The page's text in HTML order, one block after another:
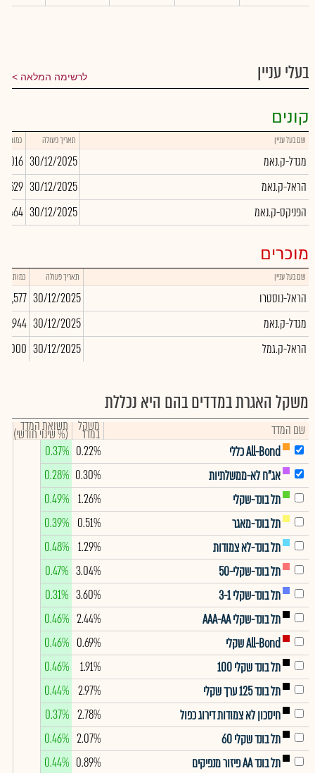
בעלי עניין לרשימה המלאה
קונים
שם בעל עניין תאריך פעולה כמות
מגדל-ק.נאמ 30/12/2025
הראל-ק.נאמ
30/12/2025
הפניקס-ק.נאמ
30/12/2025
מוכרים
שם בעל עניין תאריך פעולה כמות
הראל-נוסטרו 30/12/2025
-1,577
מגדל-ק.נאמ
30/12/2025
הראל-ק.גמל
30/12/2025
משקל האגרת במדדים בהם היא נכללת
שם המדד משקל
במדד תשואת המדד
(% שינוי חודשי)
All-Bond כללי
0.22%
0.37%
אג"ח לא-ממשלתיות
0.30%
0.28%
תל בונד-שקלי
1.26%
0.49%
תל בונד-מאגר
0.51%
0.39%
תל בונד-לא צמודות
1.29%
0.48%
תל בונד-שקלי-50
3.04%
0.47%
תל בונד-שקלי 3-1
3.60%
0.31%
תל בונד-שקלי AAA-AA
2.44%
0.46%
All-Bond שקלי
0.69%
0.46%
תל בונד שקלי 100
1.91%
0.46%
תל בונד 125 ערך שקלי
2.97%
0.44%
חיסכון לא צמודות דירוג כפול
2.78%
0.37%
תל בונד שקלי 60
2.07%
0.46%
תל בונד AA פיזור מנפיקים
0.89%
0.44%